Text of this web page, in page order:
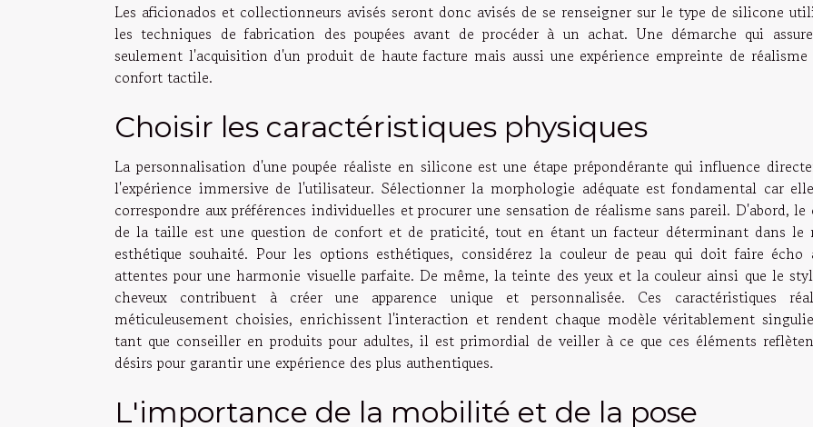
Les aficionados et collectionneurs avisés seront donc avisés de se renseigner sur le type de silicone
les techniques de fabrication des poupées avant de procéder à un achat. Une démarche qui
seulement l'acquisition d'un produit de haute facture mais aussi une expérience empreinte de réalisme
confort tactile.
Choisir les caractéristiques physiques
La personnalisation d'une poupée réaliste en silicone est une étape prépondérante qui influence
l'expérience immersive de l'utilisateur. Sélectionner la morphologie adéquate est fondamental car
correspondre aux préférences individuelles et procurer une sensation de réalisme sans pareil. D'abord,
de la taille est une question de confort et de praticité, tout en étant un facteur déterminant dans le
esthétique souhaité. Pour les options esthétiques, considérez la couleur de peau qui doit faire écho
attentes pour une harmonie visuelle parfaite. De même, la teinte des yeux et la couleur ainsi que le
cheveux contribuent à créer une apparence unique et personnalisée. Ces caractéristiques
méticuleusement choisies, enrichissent l'interaction et rendent chaque modèle véritablement
tant que conseiller en produits pour adultes, il est primordial de veiller à ce que ces éléments
désirs pour garantir une expérience des plus authentiques.
L'importance de la mobilité et de la pose